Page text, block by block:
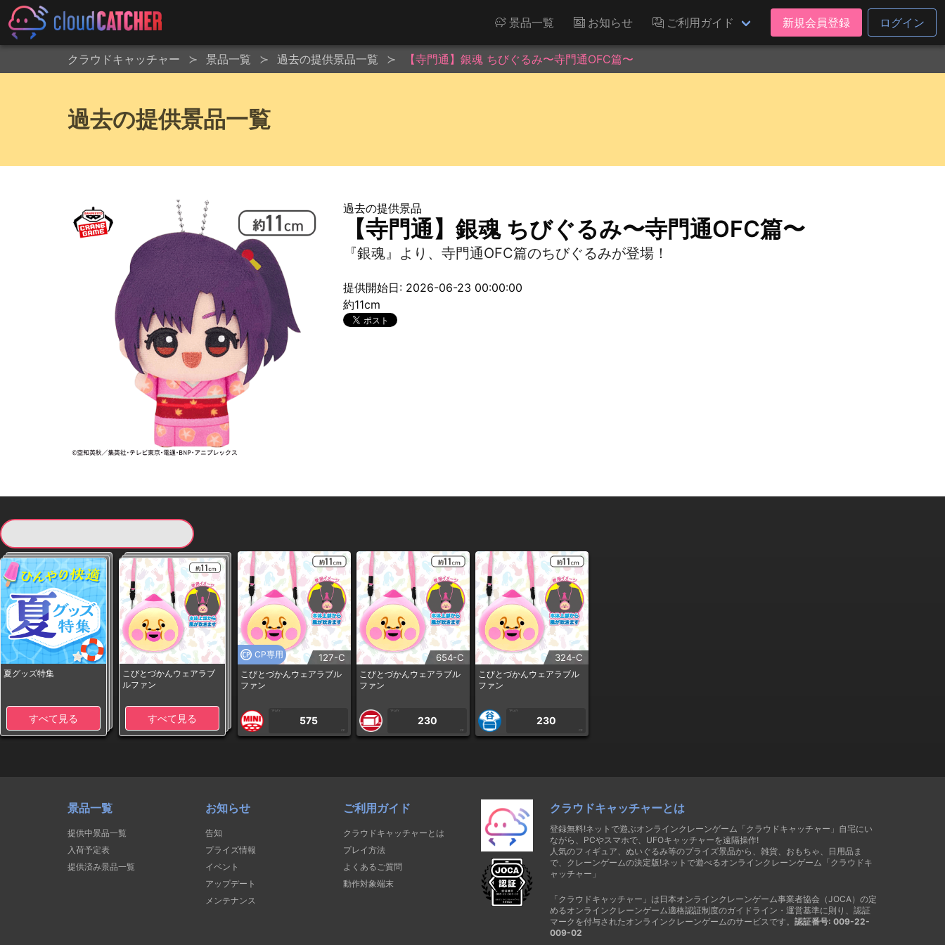
景品一覧 お知らせ ご利用ガイド 新規会員登録 ログイン
クラウドキャッチャー 景品一覧 過去の提供景品一覧 【寺門通】銀魂 ちびぐるみ〜寺門通OFC篇〜
過去の提供景品一覧
過去の提供景品
【寺門通】銀魂 ちびぐるみ〜寺門通OFC篇〜
『銀魂』より、寺門通OFC篇のちびぐるみが登場！
提供開始日: 2026-06-23 00:00:00
約11cm
夏グッズ特集
すべて見る
こびとづかんウェアラブ
ルファン
すべて見る
CP専用 127-C
こびとづかんウェアラブル
ファン
1PLAY
575
CP
654-C
こびとづかんウェアラブル
ファン
1PLAY
230
CP
324-C
こびとづかんウェアラブル
ファン
1PLAY
230
CP
景品一覧
提供中景品一覧
入荷予定表
提供済み景品一覧
お知らせ
告知
プライズ情報
イベント
アップデート
メンテナンス
ご利用ガイド
クラウドキャッチャーとは
プレイ方法
よくあるご質問
動作対象端末
クラウドキャッチャーとは
登録無料!ネットで遊ぶオンラインクレーンゲーム「クラウドキャッチャー」自宅にい
ながら、PCやスマホで、UFOキャッチャーを遠隔操作!
人気のフィギュア、ぬいぐるみ等のプライズ景品から、雑貨、おもちゃ、日用品ま
で、クレーンゲームの決定版!ネットで遊べるオンラインクレーンゲーム「クラウドキ
ャッチャー」
「クラウドキャッチャー」は日本オンラインクレーンゲーム事業者協会（JOCA）の定
めるオンラインクレーンゲーム適格認証制度のガイドライン・運営基準に則り、認証
マークを付与されたオンラインクレーンゲームのサービスです。 認証番号: 009-22-
009-02